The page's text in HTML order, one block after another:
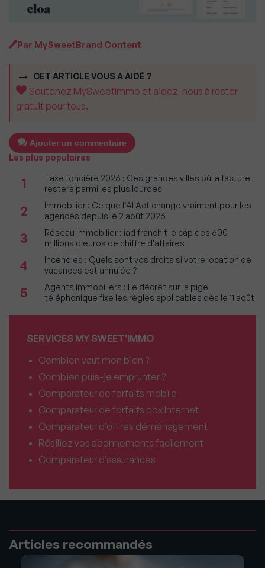
Par MySweetBrand Content
CET ARTICLE VOUS A AIDÉ ?
Soutenez MySweetImmo et aidez-nous à rester
gratuit pour tous.
Ajouter un commentaire
Les plus populaires
1
Taxe foncière 2026 : Ces grandes villes où la facture
restera parmi les plus lourdes
2
Immobilier : Ce que l’AI Act change vraiment pour les
agences depuis le 2 août 2026
3
Réseau immobilier : iad franchit le cap des 600
millions d'euros de chiffre d'affaires
4
Incendies : Quels sont vos droits si votre location de
vacances est annulée ?
5
Agents immobiliers : Le décret sur la pige
téléphonique fixe les règles applicables dès le 11 août
SERVICES MY SWEET'IMMO
Combien vaut mon bien ?
Combien puis-je emprunter ?
Comparateur de forfaits mobile
Comparateur de forfaits box Internet
Comparateur d’offres déménagement
Résiliez vos abonnements facilement
Comparateur d’assurances
Articles recommandés